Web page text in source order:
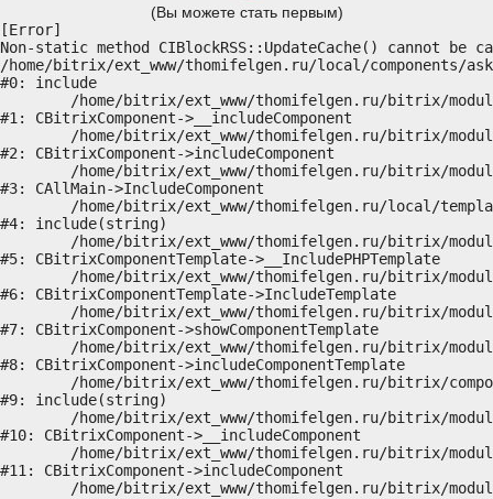
(Вы можете стать первым)
[Error]
Non-static method CIBlockRSS::UpdateCache() cannot
/home/bitrix/ext_www/thomifelgen.ru/local/components/
#0: include
#1: CBitrixComponent->__includeComponent
#2: CBitrixComponent->includeComponent
#3: CAllMain->IncludeComponent
#4: include(string)
#5: CBitrixComponentTemplate->__IncludePHPTemplate
#6: CBitrixComponentTemplate->IncludeTemplate
#7: CBitrixComponent->showComponentTemplate
#8: CBitrixComponent->includeComponentTemplate
#9: include(string)
#10: CBitrixComponent->__includeComponent
#11: CBitrixComponent->includeComponent